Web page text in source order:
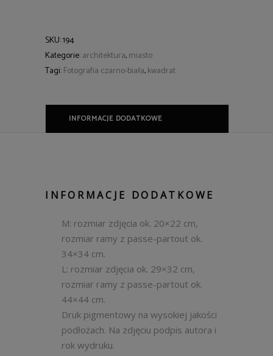
SKU:194
Kategorie:architektura,miasto
Tagi:Fotografia czarno-biała,kwadrat
INFORMACJE DODATKOWE
INFORMACJE DODATKOWE
M: rozmiar zdjęcia ok. 20×22 cm,
rozmiar ramy z passe-partout ok.
34×34 cm.
L: rozmiar zdjęcia ok. 29×32 cm,
rozmiar ramy z passe-partout ok.
44×44 cm.
Druk pigmentowy na wysokiej jakości
podłożach. Na zdjęciu podpis autora i
rok wydruku.